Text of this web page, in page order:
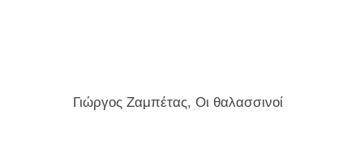
Γιώργος Ζαμπέτας, Οι θαλασσινοί